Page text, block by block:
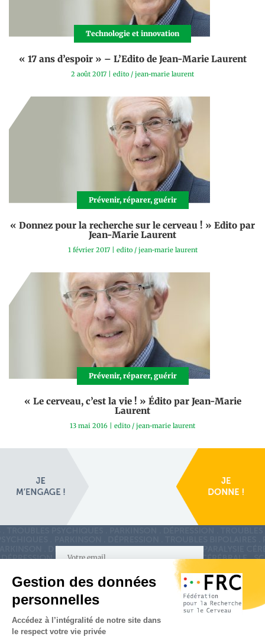
Technologie et innovation
« 17 ans d’espoir » – L’Edito de Jean-Marie Laurent
2 août 2017 | edito / jean-marie laurent
Prévenir, réparer, guérir
« Donnez pour la recherche sur le cerveau ! » Edito par
Jean-Marie Laurent
1 février 2017| edito/ jean-marie laurent
Prévenir, réparer, guérir
« Le cerveau, c’est la vie ! » Édito par Jean-Marie
Laurent
13 mai 2016 | edito / jean-marie laurent
S'inscrire à la newsletter
les réseaux sociaux